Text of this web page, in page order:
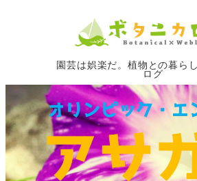
園芸は娯楽だ。植物との暮ら
ログ